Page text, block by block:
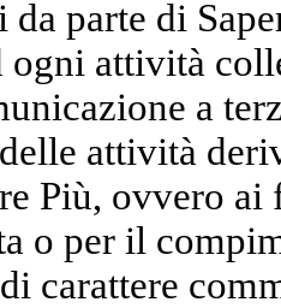
parte di
ogni attività
a
attività
Più, ovvero
o per il
carattere